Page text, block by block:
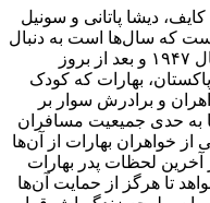
دیشا پاتانی و سونیل
که سال‌ها است به دنبال
گمشده‌های زندگی خودش است. در سال ۱۹۴۷ و بعد از بروز
بهارات که کودک
و برادرش سوار بر
به حدی جمیعیت مسافران
از خواهران بهارات از آن‌ها
لحظات پدر بهارات
تا هرگز از حمایت آن‌ها